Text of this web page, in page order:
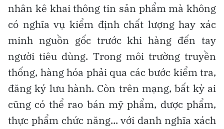
nhân kê khai thông tin sản phẩm mà không
có nghĩa vụ kiểm định chất lượng hay xác
minh nguồn gốc trước khi hàng đến tay
người tiêu dùng. Trong môi trường truyền
thống, hàng hóa phải qua các bước kiểm tra,
đăng ký lưu hành. Còn trên mạng, bất kỳ ai
cũng có thể rao bán mỹ phẩm, dược phẩm,
thực phẩm chức năng... với danh nghĩa xách